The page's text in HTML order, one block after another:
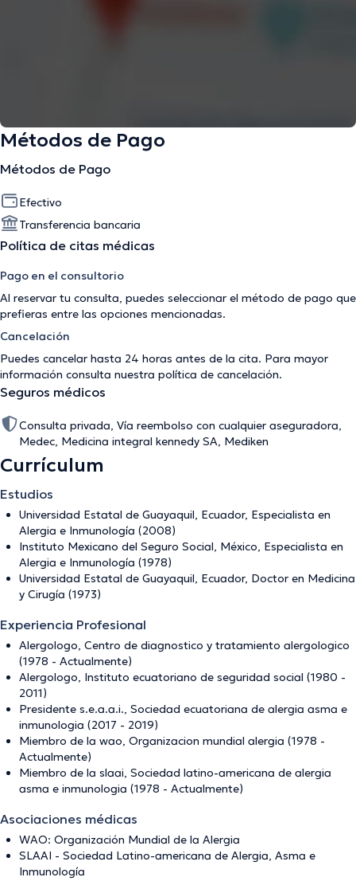
Métodos de Pago
Métodos de Pago
Efectivo
Transferencia bancaria
Política de citas médicas
Pago en el consultorio
Al reservar tu consulta, puedes seleccionar el método de pago que
prefieras entre las opciones mencionadas.
Cancelación
Puedes cancelar hasta 24 horas antes de la cita. Para mayor
información consulta nuestra política de cancelación.
Seguros médicos
Consulta privada, Vía reembolso con cualquier aseguradora,
Medec, Medicina integral kennedy SA, Mediken
Currículum
Estudios
Universidad Estatal de Guayaquil, Ecuador, Especialista en
Alergia e Inmunología (2008)
Instituto Mexicano del Seguro Social, México, Especialista en
Alergia e Inmunología (1978)
Universidad Estatal de Guayaquil, Ecuador, Doctor en Medicina
y Cirugía (1973)
Experiencia Profesional
Alergologo, Centro de diagnostico y tratamiento alergologico
(1978 - Actualmente)
Alergologo, Instituto ecuatoriano de seguridad social (1980 -
2011)
Presidente s.e.a.a.i., Sociedad ecuatoriana de alergia asma e
inmunologia (2017 - 2019)
Miembro de la wao, Organizacion mundial alergia (1978 -
Actualmente)
Miembro de la slaai, Sociedad latino-americana de alergia
asma e inmunologia (1978 - Actualmente)
Asociaciones médicas
WAO: Organización Mundial de la Alergia
SLAAI - Sociedad Latino-americana de Alergia, Asma e
Inmunología